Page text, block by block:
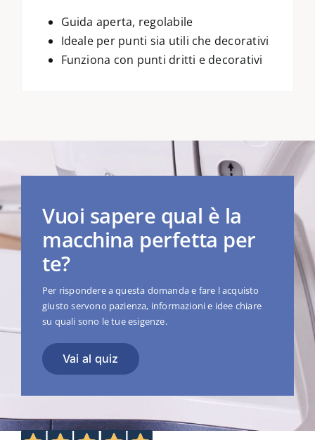
Guida aperta, regolabile
Ideale per punti sia utili che decorativi
Funziona con punti dritti e decorativi
Vuoi sapere qual è la
macchina perfetta per
te?
Per rispondere a questa domanda e fare l acquisto
giusto servono pazienza, informazioni e idee chiare
su quali sono le tue esigenze.
Vai al quiz